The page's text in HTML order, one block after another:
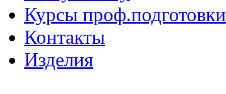
Курсы проф.подготовки
Контакты
Изделия